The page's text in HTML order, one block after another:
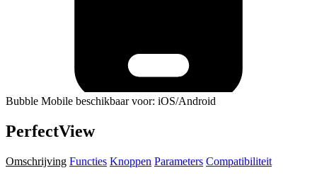
Bubble Mobile beschikbaar voor: iOS/Android
PerfectView
Omschrijving Functies Knoppen Parameters Compatibiliteit